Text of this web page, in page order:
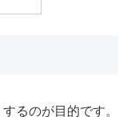
るのが目的です。